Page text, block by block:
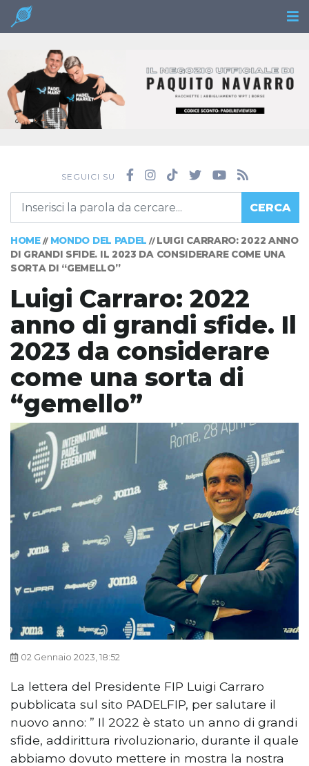
SEGUICI SU
CERCA
HOME// MONDO DEL PADEL // LUIGI CARRARO: 2022 ANNO
DI GRANDI SFIDE. IL 2023 DA CONSIDERARE COME UNA
SORTA DI “GEMELLO”
Luigi Carraro: 2022
anno di grandi sfide. Il
2023 da considerare
come una sorta di
“gemello”
02 Gennaio 2023, 18:52
La lettera del Presidente FIP Luigi Carraro
pubblicata sul sito PADELFIP, per salutare il
nuovo anno: ” Il 2022 è stato un anno di grandi
sfide, addirittura rivoluzionario, durante il quale
abbiamo dovuto mettere in mostra la nostra